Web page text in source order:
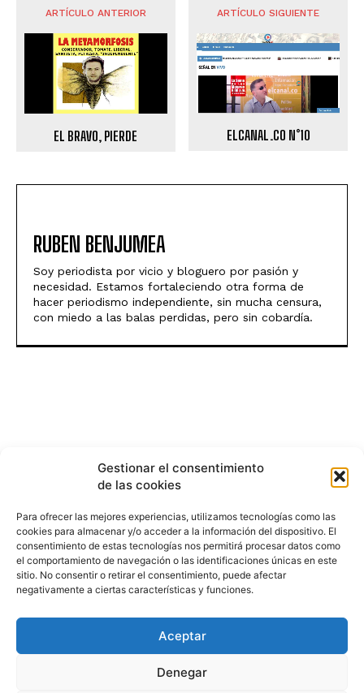
Gestionar el consentimiento
de las cookies
Para ofrecer las mejores experiencias, utilizamos tecnologías como las
cookies para almacenar y/o acceder a la información del dispositivo. El
consentimiento de estas tecnologías nos permitirá procesar datos como
el comportamiento de navegación o las identificaciones únicas en este
sitio. No consentir o retirar el consentimiento, puede afectar
negativamente a ciertas características y funciones.
Aceptar
Denegar
ARTÍCULO ANTERIOR
EL BRAVO, PIERDE
ARTÍCULO SIGUIENTE
ELCANAL.CO N°10
RUBEN BENJUMEA
Soy periodista por vicio y bloguero por pasión y
necesidad. Estamos fortaleciendo otra forma de
hacer periodismo independiente, sin mucha censura,
con miedo a las balas perdidas, pero sin cobardía.
HISTORIA PODCAST